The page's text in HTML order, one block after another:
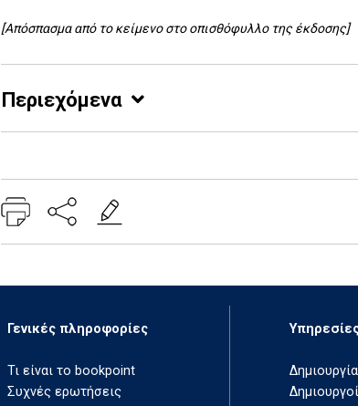
[Απόσπασμα από το κείμενο στο οπισθόφυλλο της έκδοσης]
Περιεχόμενα
Γενικές πληροφορίες
Τι είναι το bookpoint
Συχνές ερωτήσεις
Δημιουργοί